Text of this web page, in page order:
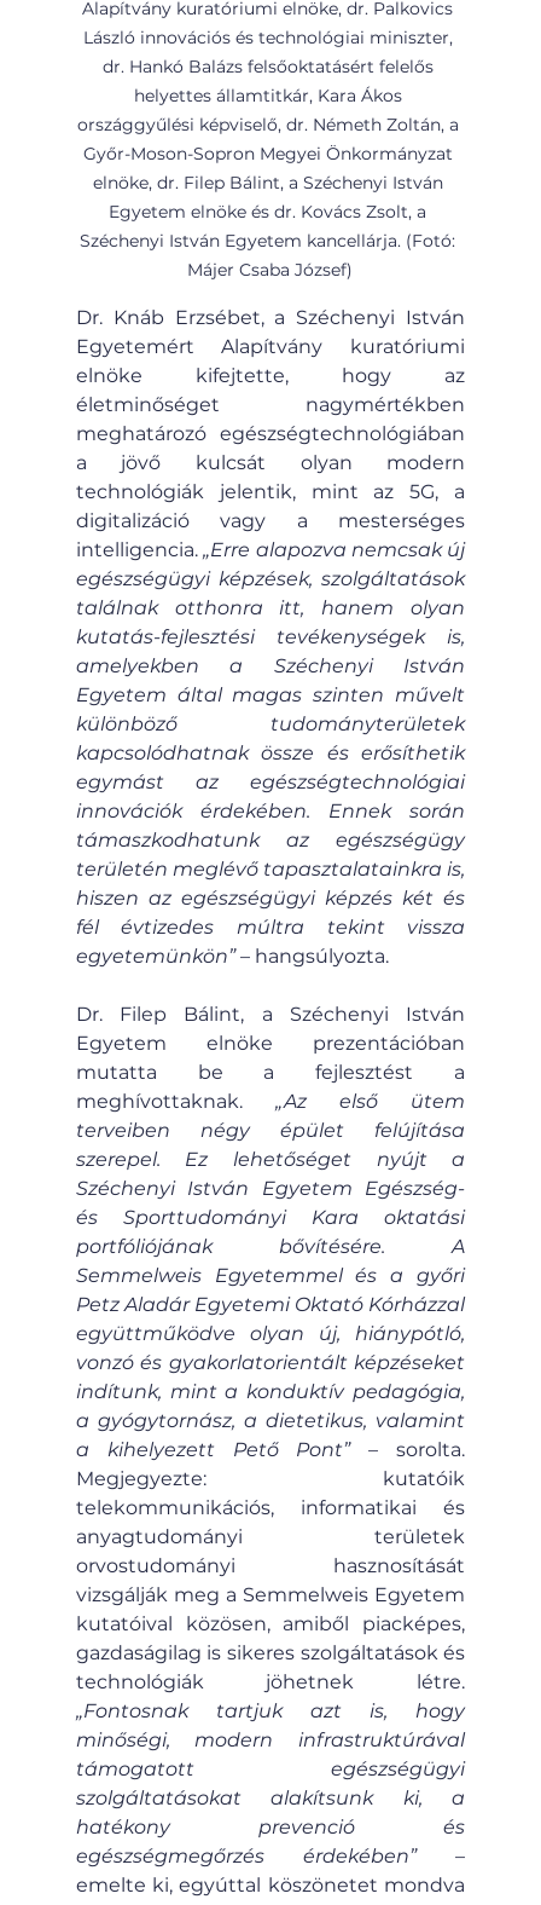
Alapítvány kuratóriumi elnöke, dr. Palkovics
László innovációs és technológiai miniszter,
dr. Hankó Balázs felsőoktatásért felelős
helyettes államtitkár, Kara Ákos
országgyűlési képviselő, dr. Németh Zoltán, a
Győr-Moson-Sopron Megyei Önkormányzat
elnöke, dr. Filep Bálint, a Széchenyi István
Egyetem elnöke és dr. Kovács Zsolt, a
Széchenyi István Egyetem kancellárja. (Fotó:
Májer Csaba József)
Dr. Knáb Erzsébet, a Széchenyi István
Egyetemért Alapítvány kuratóriumi
elnöke kifejtette, hogy az
életminőséget nagymértékben
meghatározó egészségtechnológiában
a jövő kulcsát olyan modern
technológiák jelentik, mint az 5G, a
digitalizáció vagy a mesterséges
intelligencia. „Erre alapozva nemcsak új
egészségügyi képzések, szolgáltatások
találnak otthonra itt, hanem olyan
kutatás-fejlesztési tevékenységek is,
amelyekben a Széchenyi István
Egyetem által magas szinten művelt
különböző tudományterületek
kapcsolódhatnak össze és erősíthetik
egymást az egészségtechnológiai
innovációk érdekében. Ennek során
támaszkodhatunk az egészségügy
területén meglévő tapasztalatainkra is,
hiszen az egészségügyi képzés két és
fél évtizedes múltra tekint vissza
egyetemünkön” – hangsúlyozta.
Dr. Filep Bálint, a Széchenyi István
Egyetem elnöke prezentációban
mutatta be a fejlesztést a
meghívottaknak. „Az első ütem
terveiben négy épület felújítása
szerepel. Ez lehetőséget nyújt a
Széchenyi István Egyetem Egészség-
és Sporttudományi Kara oktatási
portfóliójának bővítésére. A
Semmelweis Egyetemmel és a győri
Petz Aladár Egyetemi Oktató Kórházzal
együttműködve olyan új, hiánypótló,
vonzó és gyakorlatorientált képzéseket
indítunk, mint a konduktív pedagógia,
a gyógytornász, a dietetikus, valamint
a kihelyezett Pető Pont” – sorolta.
Megjegyezte: kutatóik
telekommunikációs, informatikai és
anyagtudományi területek
orvostudományi hasznosítását
vizsgálják meg a Semmelweis Egyetem
kutatóival közösen, amiből piacképes,
gazdaságilag is sikeres szolgáltatások és
„Fontosnak tartjuk azt is, hogy
minőségi, modern infrastruktúrával
támogatott egészségügyi
szolgáltatásokat alakítsunk ki, a
hatékony prevenció és
egészségmegőrzés érdekében” –
emelte ki, egyúttal köszönetet mondva